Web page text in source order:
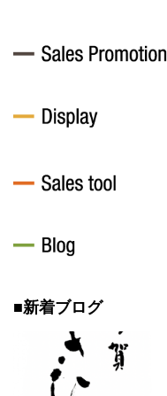
■新着ブログ